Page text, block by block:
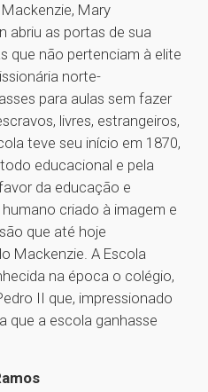
Mary
abriu as portas de sua
que não pertenciam à elite
norte-
para aulas sem fazer
livres, estrangeiros,
teve seu início em 1870,
educacional e pela
da educação e
criado à imagem e
que até hoje
Mackenzie. A Escola
na época o colégio,
II que, impressionado
que a escola ganhasse